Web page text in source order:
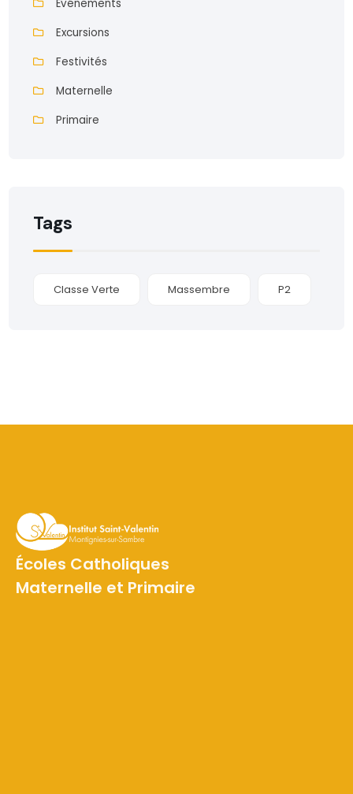
Événements
Excursions
Festivités
Maternelle
Primaire
Tags
Classe Verte Massembre P2
Écoles Catholiques
Maternelle et Primaire